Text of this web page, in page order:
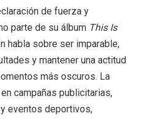
de fuerza y
parte de su álbum This Is
habla sobre ser imparable,
y mantener una actitud
más oscuros. La
campañas publicitarias,
eventos deportivos,